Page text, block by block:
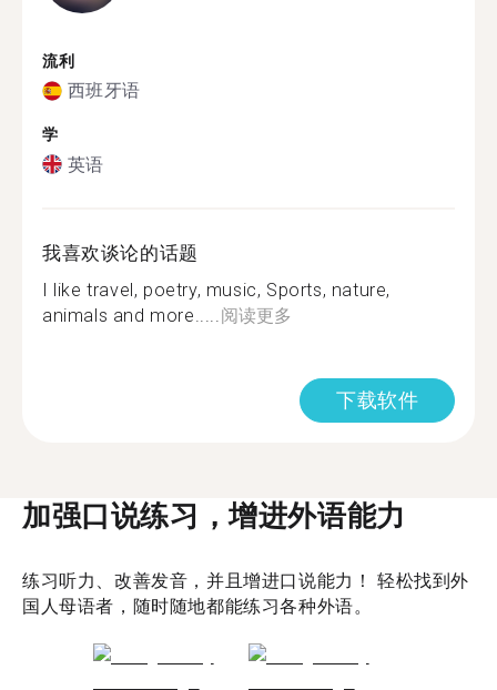
流利
西班牙语
学
英语
我喜欢谈论的话题
I like travel, poetry, music, Sports, nature,
animals and more..... 阅读更多
下载软件
加强口说练习，增进外语能力
练习听力、改善发音，并且增进口说能力！ 轻松找到外
国人母语者，随时随地都能练习各种外语。